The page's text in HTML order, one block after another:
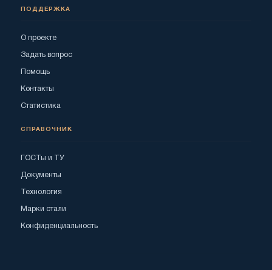
ПОДДЕРЖКА
О проекте
Задать вопрос
Помощь
Контакты
Статистика
СПРАВОЧНИК
ГОСТы и ТУ
Документы
Технология
Марки стали
Конфиденциальность